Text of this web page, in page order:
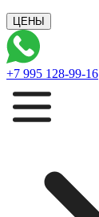
+7 995 128-99-16